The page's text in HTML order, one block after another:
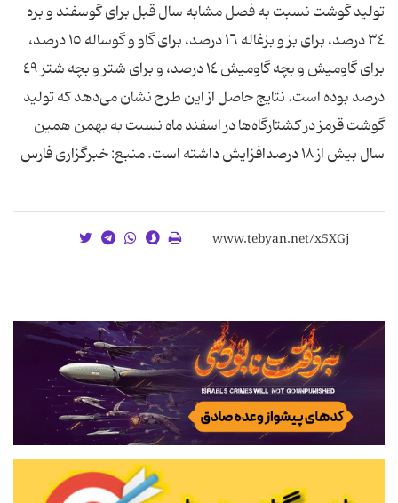
تولید گوشت نسبت به فصل مشابه سال قبل برای گوسفند و بره
٣٤ درصد، برای بز و بزغاله ۱٦ درصد، برای گاو و گوساله ۱٥ درصد،
برای گاومیش و بچه گاومیش ١٤ درصد، و برای شتر و بچه شتر ٤٩
درصد بوده است. نتایج حاصل از این طرح نشان می‌دهد که تولید
گوشت قرمز در کشتارگاه‌ها در اسفند ماه نسبت به بهمن همین
سال بیش از ١٨ درصدافزایش داشته است. منبع: خبرگزاری فارس